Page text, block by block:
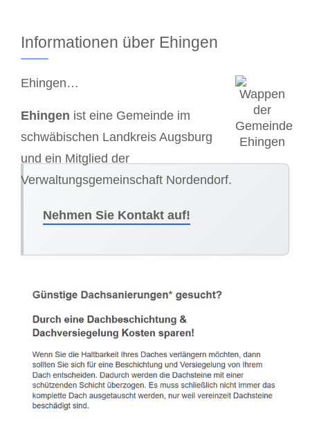
Informationen über Ehingen
Ehingen…
Ehingen ist eine Gemeinde im
schwäbischen Landkreis Augsburg
und ein Mitglied der
Verwaltungsgemeinschaft Nordendorf.
Nehmen Sie Kontakt auf!